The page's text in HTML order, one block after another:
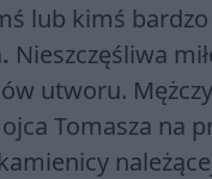
lub kimś bardzo
Nieszczęśliwa
utworu.
Tomasza na